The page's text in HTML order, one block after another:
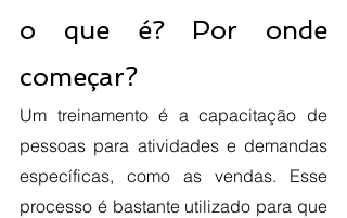
o que é? Por onde
começar?
Um treinamento é a capacitação de
pessoas para atividades e demandas
específicas, como as vendas. Esse
processo é bastante utilizado para que